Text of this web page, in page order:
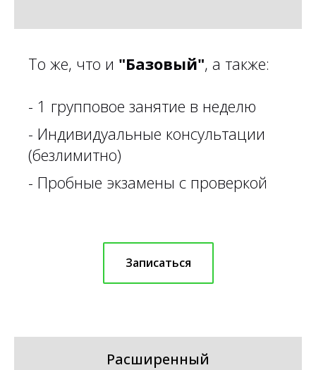
То же, что и "Базовый", а также:
- 1 групповое занятие в неделю
- Индивидуальные консультации
(безлимитно)
- Пробные экзамены с проверкой
Записаться
Расширенный